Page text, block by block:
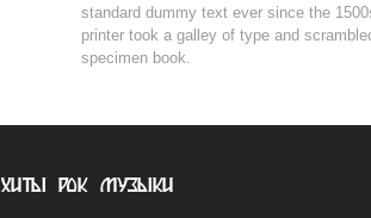
standard dummy text ever since the
printer took a galley of type and
specimen book.
хиты рок музыки